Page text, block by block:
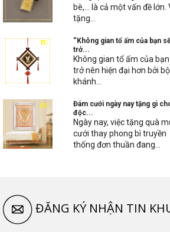
bè,… là cả một vấn đề lớn.
tặng...
“Không gian tổ ấm của bạn
trở...
Không gian tổ ấm của
trở nên hiện đại hơn bởi bộ
khánh...
Đám cưới ngày nay tặng gì
độc...
Ngày nay, việc tặng quà
cưới thay phong bì truyền
thống đơn thuần đang...
ĐĂNG KÝ NHẬN TIN